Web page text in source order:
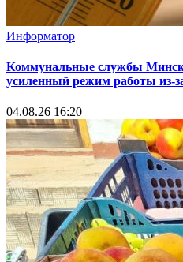
Информатор
Коммунальные службы
усиленный режим работы из-
04.08.26 16:20